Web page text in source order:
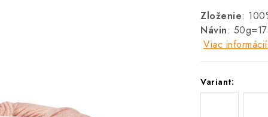
Zloženie:
Návin:
Viac informácií
Variant: